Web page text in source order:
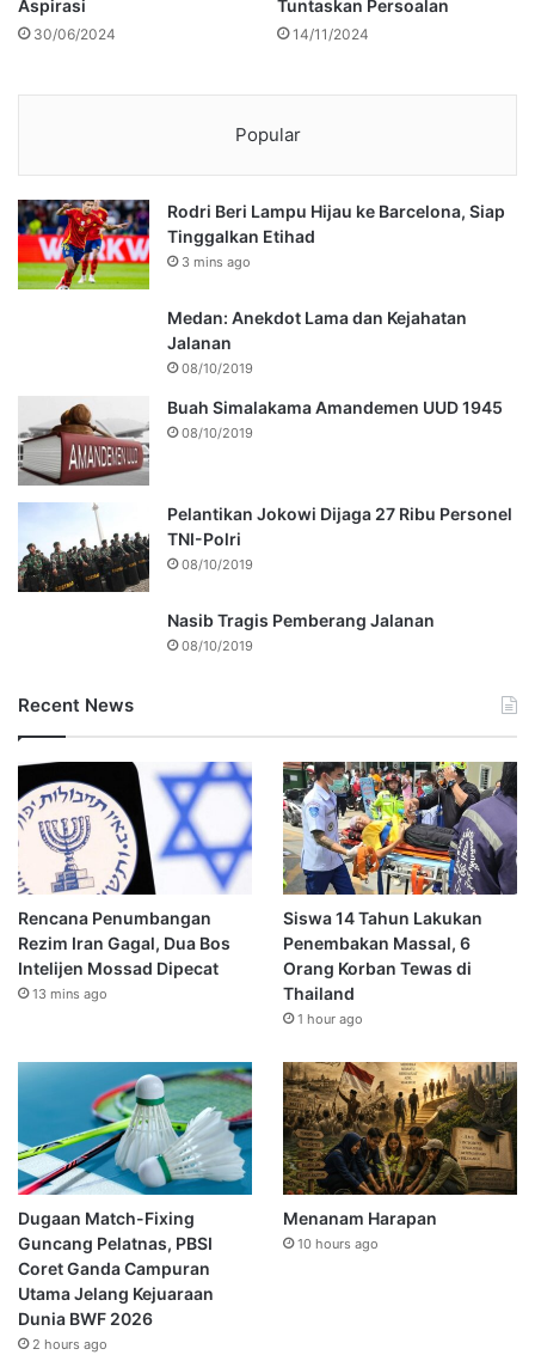
Aspirasi
30/06/2024
Tuntaskan Persoalan
14/11/2024
Popular
Rodri Beri Lampu Hijau ke Barcelona, Siap
Tinggalkan Etihad
3 mins ago
Medan: Anekdot Lama dan Kejahatan
Jalanan
08/10/2019
Buah Simalakama Amandemen UUD 1945
08/10/2019
Pelantikan Jokowi Dijaga 27 Ribu Personel
TNI-Polri
08/10/2019
Nasib Tragis Pemberang Jalanan
08/10/2019
Recent News
Rencana Penumbangan
Rezim Iran Gagal, Dua Bos
Intelijen Mossad Dipecat
13 mins ago
Siswa 14 Tahun Lakukan
Penembakan Massal, 6
Orang Korban Tewas di
Thailand
1 hour ago
Dugaan Match-Fixing
Guncang Pelatnas, PBSI
Coret Ganda Campuran
Utama Jelang Kejuaraan
Dunia BWF 2026
2 hours ago
Menanam Harapan
10 hours ago